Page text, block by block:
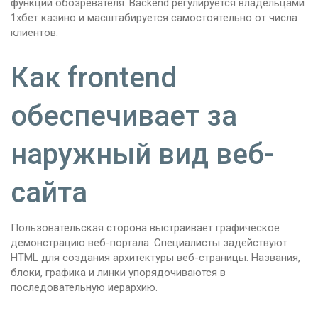
функций обозревателя. Backend регулируется владельцами
1хбет казино и масштабируется самостоятельно от числа
клиентов.
Как frontend
обеспечивает за
наружный вид веб-
сайта
Пользовательская сторона выстраивает графическое
демонстрацию веб-портала. Специалисты задействуют
HTML для создания архитектуры веб-страницы. Названия,
блоки, графика и линки упорядочиваются в
последовательную иерархию.